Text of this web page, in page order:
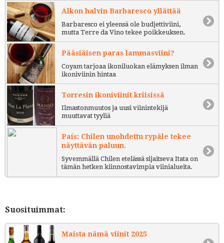
Alkon halvin Barbaresco yllättää
Barbaresco ei yleensä ole budjettiviini,
mutta Terre da Vino tekee poikkeuksen.
Pääsiäisen paras lammasviini?
Coyam tarjoaa ikoniluokan elämyksen ilman
ikoniviinin hintaa
Torresin ikoniviinit kriisissä
Ilmastonmuutos ja uusi viinintekijä
muuttavat tyyliä
País: Chilen unohdettu rypäle tekee
näyttävän paluun.
Syvemmällä Chilen etelässä sijaitseva Itata on
tämän hetken kiinnostavimpia viinialueita.
Suosituimmat:
Maista nämä viinit 2025